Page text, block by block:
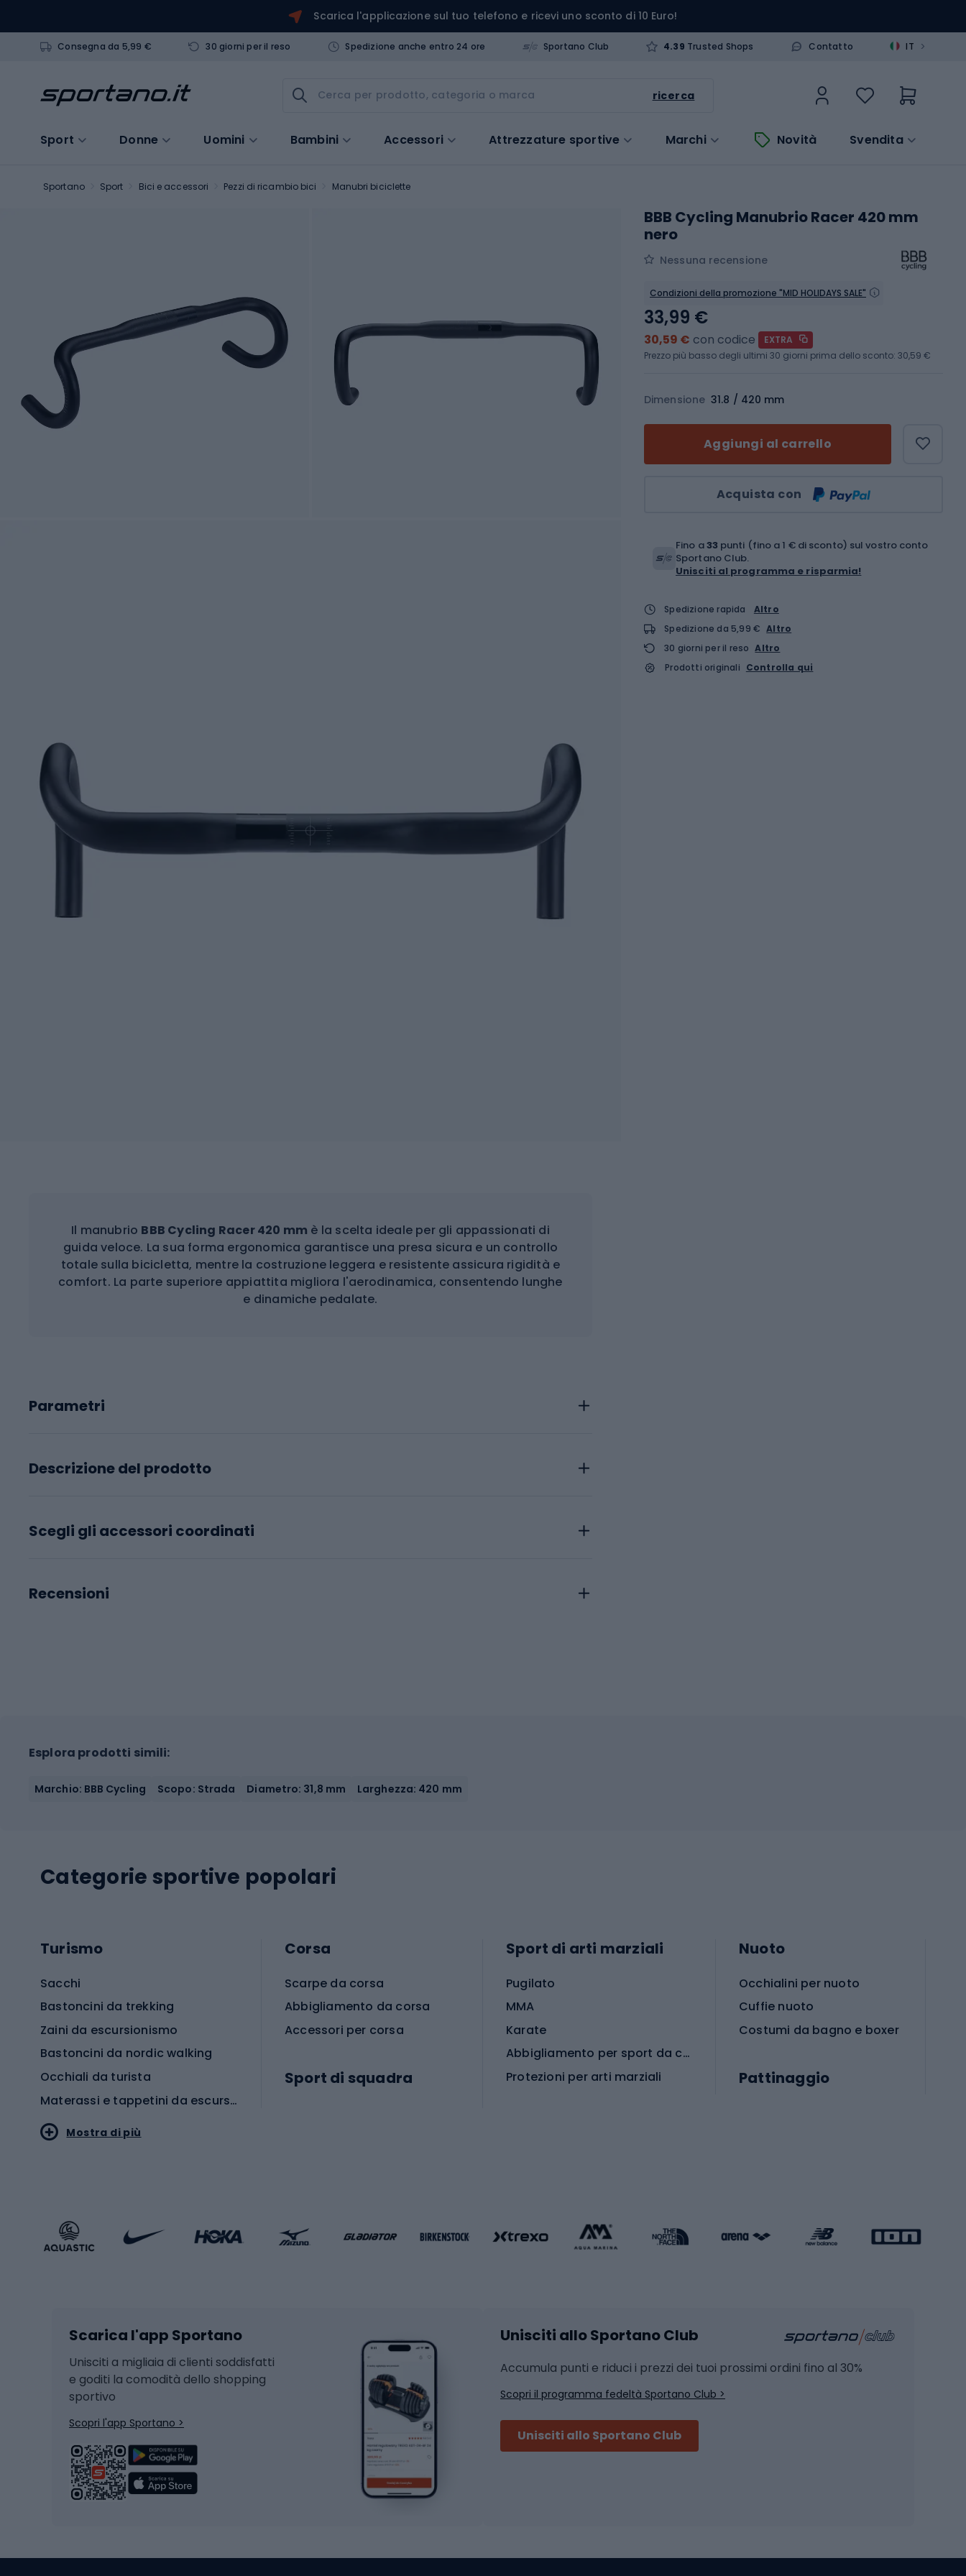
Scarica l'applicazione sul tuo telefono e ricevi uno sconto di 10 Euro!
Consegna da 5,99 € 30 giorni per il reso Spedizione anche entro 24 ore Sportano Club 4.39 Trusted Shops Contatto IT >
ricerca
Sport Donne Uomini Bambini Accessori Attrezzature sportive Marchi Novità Svendita
Sportano Sport Bici e accessori Pezzi di ricambio bici Manubri biciclette
Il manubrio BBB Cycling Racer 420 mm è la scelta ideale per gli appassionati di
guida veloce. La sua forma ergonomica garantisce una presa sicura e un controllo
totale sulla bicicletta, mentre la costruzione leggera e resistente assicura rigidità e
comfort. La parte superiore appiattita migliora l'aerodinamica, consentendo lunghe
e dinamiche pedalate.
Parametri
Descrizione del prodotto
Scegli gli accessori coordinati
Recensioni
BBB Cycling Manubrio Racer 420 mm
nero
Nessuna recensione
Condizioni della promozione "MID HOLIDAYS SALE"
Dimensione 31.8 / 420 mm
Aggiungi al carrello
Acquista con
33,99 €
30,59 € con codice
EXTRA
Prezzo più basso degli ultimi 30 giorni prima dello sconto: 30,59 €
Fino a33 punti (fino a 1 € di sconto) sul vostro conto
Sportano Club.
Unisciti al programma e risparmia!
Spedizione rapida
Altro
Spedizione da 5,99 € Altro
30 giorni per il reso Altro
Prodotti originali Controlla qui
Esplora prodotti simili:
Marchio: BBB Cycling Scopo: Strada Diametro: 31,8 mm Larghezza: 420 mm
Categorie sportive popolari
Turismo
Sacchi
Bastoncini da trekking
Zaini da escursionismo
Bastoncini da nordic walking
Occhiali da turista
Materassi e tappetini da escursionismo
Accessori Sportstyle
Sci di fondo
Hockey
Snowboard
Skitouring
Pattini da ghiaccio
Biciclette
Biciclette da strada
Corsa
Scarpe da corsa
Abbigliamento da corsa
Accessori per corsa
Sport di squadra
Abbigliamento da basket
Sci da sci alpinismo
Scarponi da sci alpinismo
Bastoncini da sci alpinismo
Sci
Sport di arti marziali
Pugilato
MMA
Karate
Abbigliamento per sport da combattimento
Protezioni per arti marziali
Yoga
Abbigliamento fitness
Sport con le racchette
Badminton
Ping pong
Tennis
Nuoto
Occhialini per nuoto
Cuffie nuoto
Costumi da bagno e boxer
Pattinaggio
Caschi da pattinaggio
Pesca al siluro
Pesca a spinning
Sedili per cicli
Mostra di più
Scarica l'app Sportano
Unisciti a migliaia di clienti soddisfatti
e goditi la comodità dello shopping
sportivo
Scopri l'app Sportano >
Unisciti allo Sportano Club
Accumula punti e riduci i prezzi dei tuoi prossimi ordini fino al 30%
Scopri il programma fedeltà Sportano Club >
Unisciti allo Sportano Club